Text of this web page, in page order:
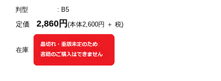
判型
: B5
在庫
定価2,860円(本体2,600円 ＋ 税)